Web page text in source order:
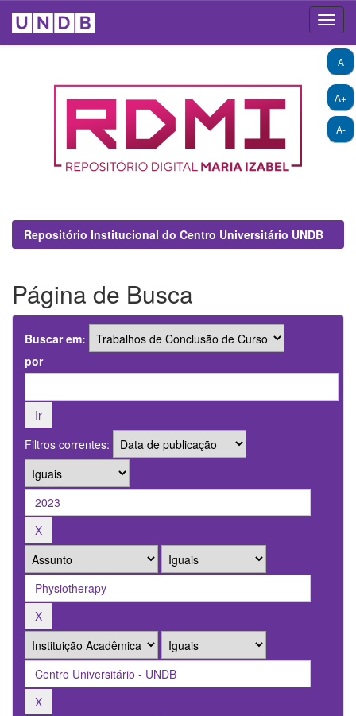
A+
A-
A
Repositório Institucional do Centro Universitário UNDB
Página de Busca
Buscar em:
por
Filtros correntes: